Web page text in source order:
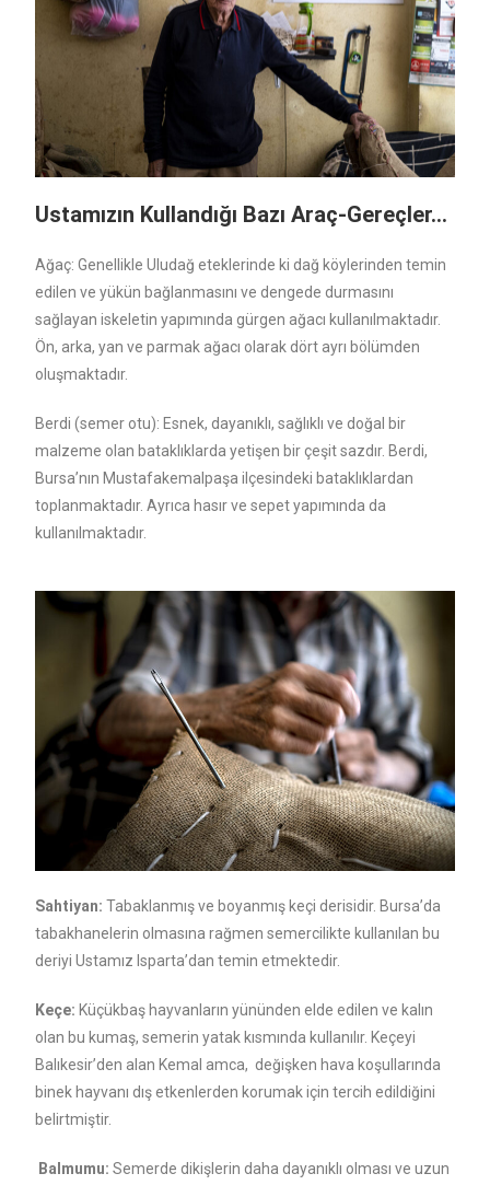
Ustamızın Kullandığı Bazı Araç-Gereçler…
Ağaç: Genellikle Uludağ eteklerinde ki dağ köylerinden temin
edilen ve yükün bağlanmasını ve dengede durmasını
sağlayan iskeletin yapımında gürgen ağacı kullanılmaktadır.
Ön, arka, yan ve parmak ağacı olarak dört ayrı bölümden
oluşmaktadır.
Berdi (semer otu): Esnek, dayanıklı, sağlıklı ve doğal bir
malzeme olan bataklıklarda yetişen bir çeşit sazdır. Berdi,
Bursa’nın Mustafakemalpaşa ilçesindeki bataklıklardan
toplanmaktadır. Ayrıca hasır ve sepet yapımında da
kullanılmaktadır.
Sahtiyan: Tabaklanmış ve boyanmış keçi derisidir. Bursa’da
tabakhanelerin olmasına rağmen semercilikte kullanılan bu
deriyi Ustamız Isparta’dan temin etmektedir.
Keçe: Küçükbaş hayvanların yününden elde edilen ve kalın
olan bu kumaş, semerin yatak kısmında kullanılır. Keçeyi
Balıkesir’den alan Kemal amca, değişken hava koşullarında
binek hayvanı dış etkenlerden korumak için tercih edildiğini
belirtmiştir.
Balmumu: Semerde dikişlerin daha dayanıklı olması ve uzun